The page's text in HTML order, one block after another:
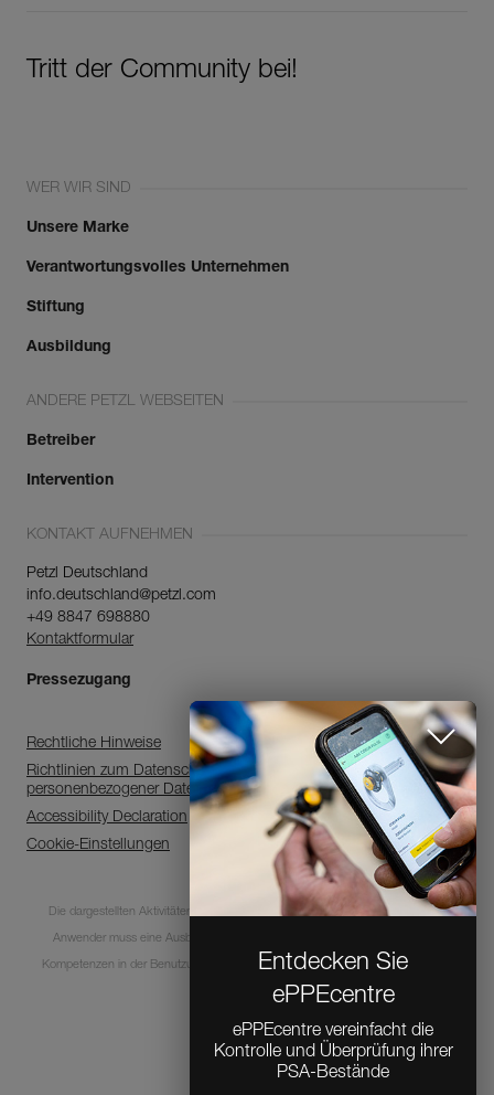
Entdecken Sie
ePPEcentre
PSA-Bestände
MEHR ERFAHREN
Tritt der Community bei!
WER WIR SIND
Unsere Marke
Verantwortungsvolles Unternehmen
Stiftung
Ausbildung
ANDERE PETZL WEBSEITEN
Betreiber
Intervention
KONTAKT AUFNEHMEN
Petzl Deutschland
info.deutschland@petzl.com
+49 8847 698880
Kontaktformular
Pressezugang
Rechtliche Hinweise
Richtlinien zum Datenschutz, zur Verarbeitung
personenbezogener Daten
Accessibility Declaration
Cookie-Einstellungen
Die dargestellten Aktivitäten sind mit Risiken und Gefahren verbunden. Jeder
Anwender muss eine Ausbildung absolviert haben und über entsprechende
Kompetenzen in der Benutzung der Ausrüstung bei diesen Aktivitäten verfügen.
© 1995-2026 Petzl